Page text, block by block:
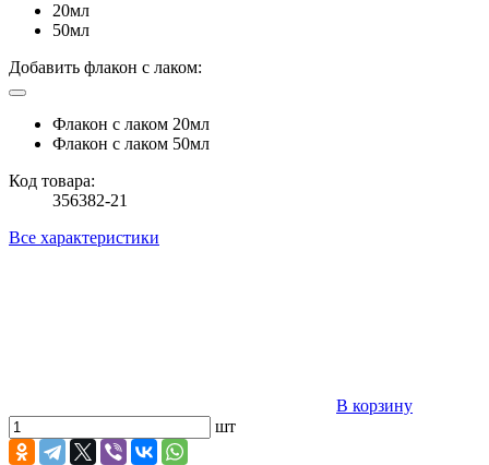
20мл
50мл
Добавить флакон с лаком:
Флакон с лаком 20мл
Флакон с лаком 50мл
Код товара:
356382-21
Все характеристики
В корзину
шт